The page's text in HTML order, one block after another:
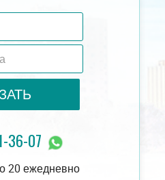
16 000 руб.
36-07
20 ежедневно